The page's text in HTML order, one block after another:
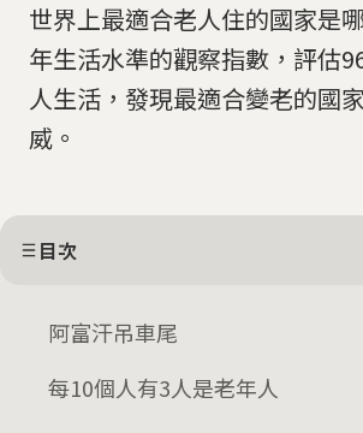
世界上最適合老人住的國家是
年生活水準的觀察指數，評估
人生活，發現最適合變老的國
威。
目次
阿富汗吊車尾
每10個人有3人是老年人